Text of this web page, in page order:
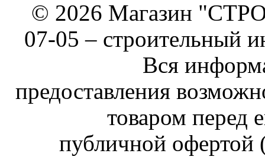
© 2026 Магазин
07-05 – строительный
Вся
предоставления
товаром перед
публичной